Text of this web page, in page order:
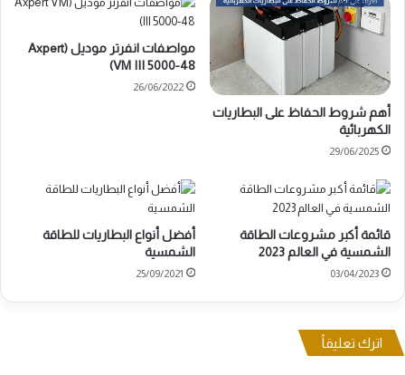
أهم شروط الحفاظ على البطاريات
الكهربائية
29/06/2025
مواصفات انفرتر موديل (Axpert
VM III 5000-48)
26/06/2022
قائمة أكبر مشروعات الطاقة
الشمسية في العالم 2023
03/04/2023
أفضل أنواع البطاريات للطاقة
الشمسية
25/09/2021
اترك تعليقاً